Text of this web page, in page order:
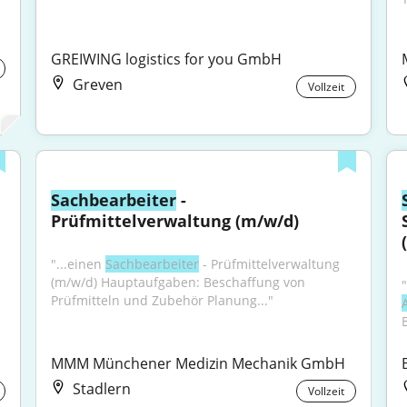
GREIWING logistics for you GmbH
Greven
Vollzeit
Sachbearbeiter -
Prüfmittelverwaltung (m/w/d)
"...einen Sachbearbeiter - Prüfmittelverwaltung
(m/w/d) Hauptaufgaben: Beschaffung von
Prüfmitteln und Zubehör Planung..."
MMM Münchener Medizin Mechanik GmbH
Stadlern
Vollzeit